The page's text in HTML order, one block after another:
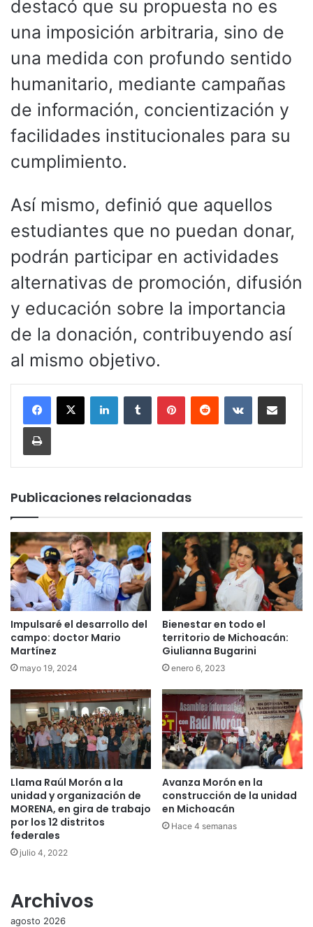
destacó que su propuesta no es
una imposición arbitraria, sino de
una medida con profundo sentido
humanitario, mediante campañas
de información, concientización y
facilidades institucionales para su
cumplimiento.
Así mismo, definió que aquellos
estudiantes que no puedan donar,
podrán participar en actividades
alternativas de promoción, difusión
y educación sobre la importancia
de la donación, contribuyendo así
al mismo objetivo.
LinkedInTumblr PinterestReddit VKontakteCompartir por
Imprimir
Publicaciones relacionadas
Impulsaré el desarrollo del
campo: doctor Mario
Martínez
mayo 19, 2024
Bienestar en todo el
territorio de Michoacán:
Giulianna Bugarini
enero 6, 2023
Llama Raúl Morón a la
unidad y organización de
MORENA, en gira de trabajo
por los 12 distritos
federales
julio 4, 2022
Avanza Morón en la
construcción de la unidad
en Michoacán
Hace 4 semanas
Archivos
agosto 2026